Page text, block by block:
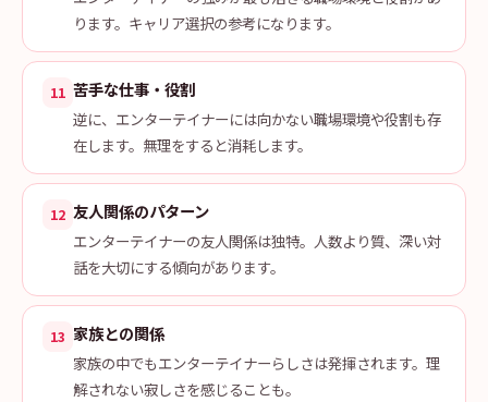
ります。キャリア選択の参考になります。
11 苦手な仕事・役割
逆に、エンターテイナーには向かない職場環境や役割も存
在します。無理をすると消耗します。
12 友人関係のパターン
エンターテイナーの友人関係は独特。人数より質、深い対
話を大切にする傾向があります。
13 家族との関係
家族の中でもエンターテイナーらしさは発揮されます。理
解されない寂しさを感じることも。